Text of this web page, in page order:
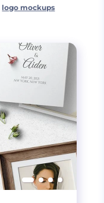
logo mockups